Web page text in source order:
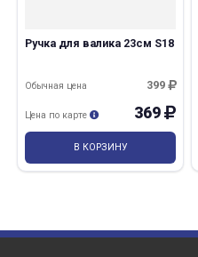
Ручка для валика 23см S18
399
Обычная цена
369
Цена по карте
В КОРЗИНУ